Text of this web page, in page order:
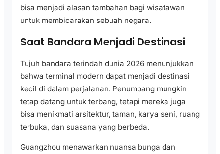
bisa menjadi alasan tambahan bagi wisatawan
untuk membicarakan sebuah negara.
Saat Bandara Menjadi Destinasi
Tujuh bandara terindah dunia 2026 menunjukkan
bahwa terminal modern dapat menjadi destinasi
kecil di dalam perjalanan. Penumpang mungkin
tetap datang untuk terbang, tetapi mereka juga
bisa menikmati arsitektur, taman, karya seni, ruang
terbuka, dan suasana yang berbeda.
Guangzhou menawarkan nuansa bunga dan